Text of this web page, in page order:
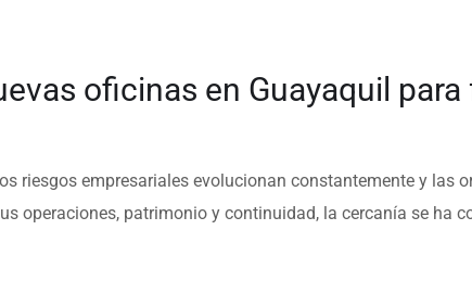
oficinas en Guayaquil
riesgos empresariales evolucionan constantemente y las
operaciones, patrimonio y continuidad, la cercanía se ha